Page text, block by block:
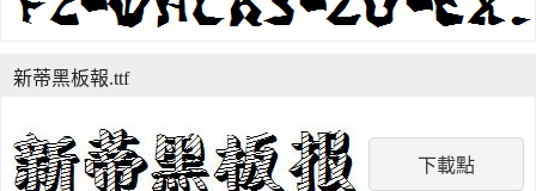
下載點
新蒂黑板報.ttf